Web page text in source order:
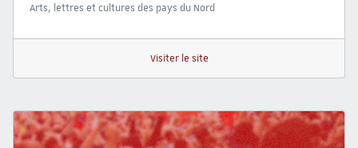
Arts, lettres et cultures des pays du Nord
Visiter le site